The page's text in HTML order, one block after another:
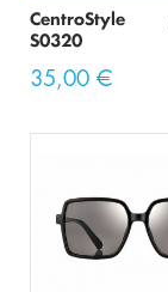
CentroStyle
S0320
35,00 €